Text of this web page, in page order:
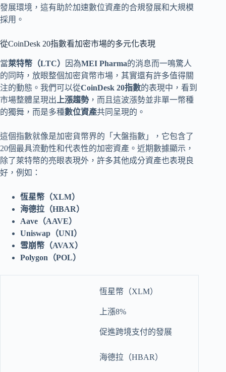
發展環境，這有助於加速數位資產的合規發展和大規模
採用。
從CoinDesk 20指數看加密市場的多元化表現
當萊特幣（LTC） 因為MEI Pharma的消息而一鳴驚人
的同時，放眼整個加密貨幣市場，其實還有許多值得關
注的動態。我們可以從CoinDesk 20指數的表現中，看到
市場整體呈現出 上漲趨勢，而且這波漲勢並非單一幣種
的獨舞，而是多種數位資產共同呈現的。
這個指數就像是加密貨幣界的「大盤指數」，它包含了
20個最具流動性和代表性的加密資產。近期數據顯示，
除了萊特幣的亮眼表現外，許多其他成分資產也表現良
好，例如：
恆星幣（XLM）
海德拉（HBAR）
Aave（AAVE）
Uniswap（UNI）
雪崩幣（AVAX）
Polygon（POL）
恆星幣（XLM）
上漲8%
促進跨境支付的發展
海德拉（HBAR）